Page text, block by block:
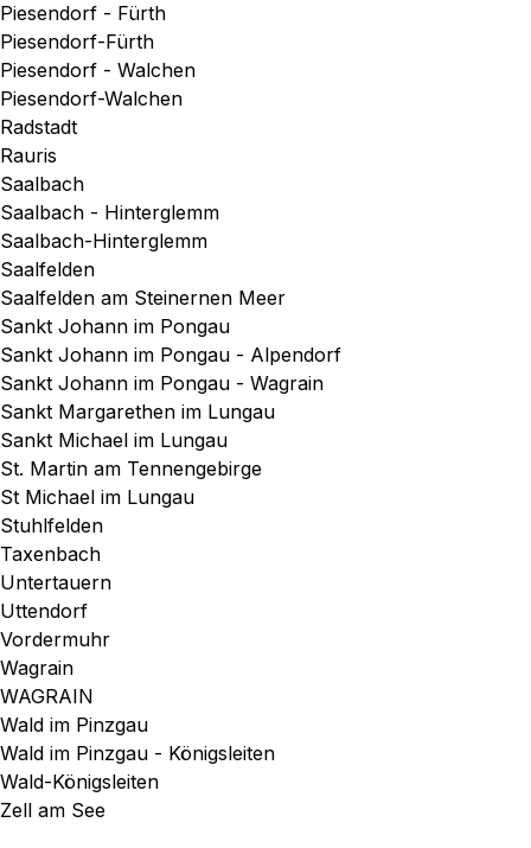
Piesendorf - Fürth
Piesendorf-Fürth
Piesendorf - Walchen
Piesendorf-Walchen
Radstadt
Rauris
Saalbach
Saalbach - Hinterglemm
Saalbach-Hinterglemm
Saalfelden
Saalfelden am Steinernen Meer
Sankt Johann im Pongau
Sankt Johann im Pongau - Alpendorf
Sankt Johann im Pongau - Wagrain
Sankt Margarethen im Lungau
Sankt Michael im Lungau
St. Martin am Tennengebirge
St Michael im Lungau
Stuhlfelden
Taxenbach
Untertauern
Uttendorf
Vordermuhr
Wagrain
WAGRAIN
Wald im Pinzgau
Wald im Pinzgau - Königsleiten
Wald-Königsleiten
Zell am See